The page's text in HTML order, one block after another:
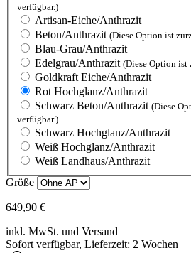
verfügbar.)
Artisan-Eiche/Anthrazit
Beton/Anthrazit (Diese Option ist
Blau-Grau/Anthrazit
Edelgrau/Anthrazit (Diese Option ist
Goldkraft Eiche/Anthrazit
Rot Hochglanz/Anthrazit
Schwarz Beton/Anthrazit (Diese
verfügbar.)
Schwarz Hochglanz/Anthrazit
Weiß Hochglanz/Anthrazit
Weiß Landhaus/Anthrazit
Größe
649,90 €
inkl. MwSt. und Versand
Sofort verfügbar, Lieferzeit: 2 Wochen